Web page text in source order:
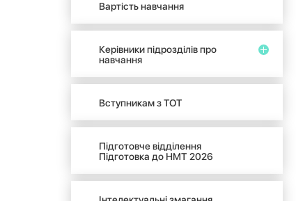
Вартість навчання
Керівники підрозділів про
навчання
Вступникам з ТОТ
Підготовче відділення
Підготовка до НМТ 2026